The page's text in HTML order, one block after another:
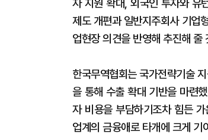
자 지원 확대, 외국인 투자와 유
제도 개편과 일반지주회사 기업
업현장 의견을 반영해 추진해 줄
한국무역협회는 국가전략기술
을 통해 수출 확대 기반을 마련
자 비용을 부담하기조차 힘든
업계의 금융애로 타개에 크게 기